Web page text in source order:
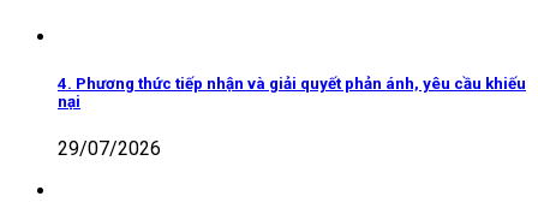
4. Phương thức tiếp nhận và giải quyết phản ánh, yêu cầu khiếu
nại
29/07/2026